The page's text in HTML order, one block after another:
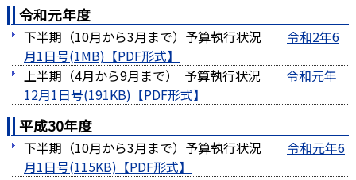
令和元年度
下半期（10月から3月まで）予算執行状況 令和2年6
月1日号(1MB)
上半期（4月から9月まで） 予算執行状況 令和元年
12月1日号(191KB)
平成30年度
下半期（10月から3月まで）予算執行状況 令和元年6
月1日号(115KB)